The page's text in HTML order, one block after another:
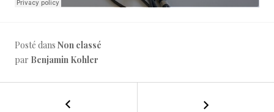
Posté dans Non classé
par Benjamin Kohler
NAVIGATION
–